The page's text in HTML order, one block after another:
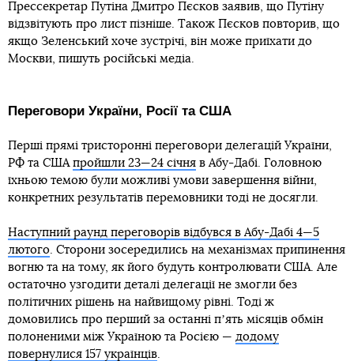
Прессекретар Путіна Дмитро Пєсков заявив, що Путіну
відзвітують про лист пізніше. Також Пєсков повторив, що
якщо Зеленський хоче зустрічі, він може приїхати до
Москви, пишуть російські медіа.
Переговори України, Росії та США
Перші прямі тристоронні переговори делегацій України,
РФ та США пройшли 23—24 січня в Абу-Дабі. Головною
їхньою темою були можливі умови завершення війни,
конкретних результатів перемовники тоді не досягли.
Наступний раунд переговорів відбувся в Абу-Дабі 4—5
лютого. Сторони зосередились на механізмах припинення
вогню та на тому, як його будуть контролювати США. Але
остаточно узгодити деталі делегації не змогли без
політичних рішень на найвищому рівні. Тоді ж
домовились про перший за останні пʼять місяців обмін
полоненими між Україною та Росією — додому
повернулися 157 українців.